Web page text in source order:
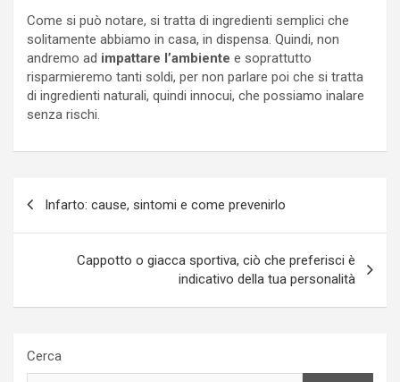
Come si può notare, si tratta di ingredienti semplici che
solitamente abbiamo in casa, in dispensa. Quindi, non
andremo ad impattare l’ambiente e soprattutto
risparmieremo tanti soldi, per non parlare poi che si tratta
di ingredienti naturali, quindi innocui, che possiamo inalare
senza rischi.
Infarto: cause, sintomi e come prevenirlo
Cappotto o giacca sportiva, ciò che preferisci è
indicativo della tua personalità
Cerca